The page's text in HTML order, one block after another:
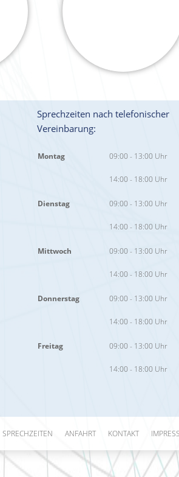
Sprechzeiten nach telefonischer
Vereinbarung:
Montag 09:00 - 13:00 Uhr
14:00 - 18:00 Uhr
Dienstag 09:00 - 13:00 Uhr
14:00 - 18:00 Uhr
Mittwoch 09:00 - 13:00 Uhr
14:00 - 18:00 Uhr
Donnerstag 09:00 - 13:00 Uhr
14:00 - 18:00 Uhr
Freitag 09:00 - 13:00 Uhr
14:00 - 18:00 Uhr
SPRECHZEITEN ANFAHRT KONTAKT